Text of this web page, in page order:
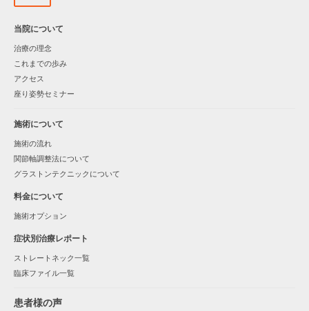
当院について
治療の理念
これまでの歩み
アクセス
座り姿勢セミナー
施術について
施術の流れ
関節軸調整法について
グラストンテクニックについて
料金について
施術オプション
症状別治療レポート
ストレートネック一覧
臨床ファイル一覧
患者様の声